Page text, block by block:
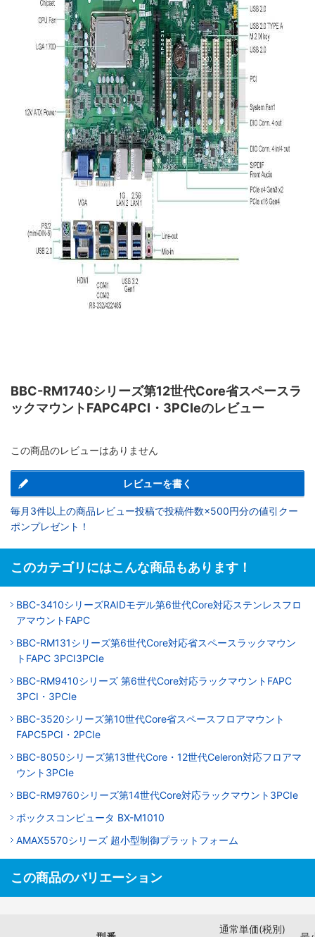
BBC-RM1740シリーズ第12世代Core省スペースラ
ックマウントFAPC4PCI・3PCIeのレビュー
この商品のレビューはありません
レビューを書く
毎月3件以上の商品レビュー投稿で投稿件数×500円分の値引クー
ポンプレゼント！
このカテゴリにはこんな商品もあります！
BBC-3410シリーズRAIDモデル第6世代Core対応ステンレスフロ
アマウントFAPC
BBC-RM131シリーズ第6世代Core対応省スペースラックマウン
トFAPC 3PCI3PCIe
BBC-RM9410シリーズ 第6世代Core対応ラックマウントFAPC
3PCI・3PCIe
BBC-3520シリーズ第10世代Core省スペースフロアマウント
FAPC5PCI・2PCIe
BBC-8050シリーズ第13世代Core・12世代Celeron対応フロアマ
ウント3PCIe
BBC-RM9760シリーズ第14世代Core対応ラックマウント3PCIe
ボックスコンピュータ BX-M1010
AMAX5570シリーズ 超小型制御プラットフォーム
この商品のバリエーション
通常単価(税別)